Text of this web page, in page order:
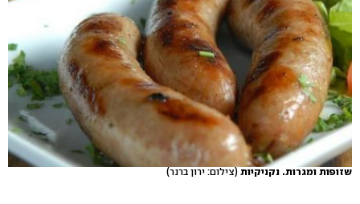
שזופות ומגרות. נקניקיות(צילום: ירון ברנר)